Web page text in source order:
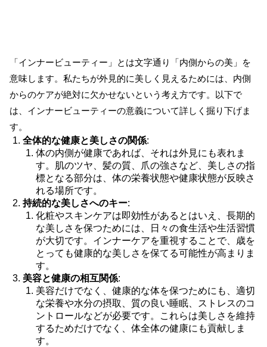
「インナービューティー」とは文字通り「内側からの美」を
意味します。私たちが外見的に美しく見えるためには、内側
からのケアが絶対に欠かせないという考え方です。以下で
は、インナービューティーの意義について詳しく掘り下げま
す。
全体的な健康と美しさの関係:
体の内側が健康であれば、それは外見にも表れま
す。肌のツヤ、髪の質、爪の強さなど、美しさの指
標となる部分は、体の栄養状態や健康状態が反映さ
れる場所です。
持続的な美しさへのキー:
化粧やスキンケアは即効性があるとはいえ、長期的
な美しさを保つためには、日々の食生活や生活習慣
が大切です。インナーケアを重視することで、歳を
とっても健康的な美しさを保てる可能性が高まりま
す。
美容と健康の相互関係:
美容だけでなく、健康的な体を保つためにも、適切
な栄養や水分の摂取、質の良い睡眠、ストレスのコ
ントロールなどが必要です。これらは美しさを維持
するためだけでなく、体全体の健康にも貢献しま
す。